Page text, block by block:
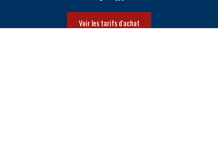
Voir les tarifs d'achat